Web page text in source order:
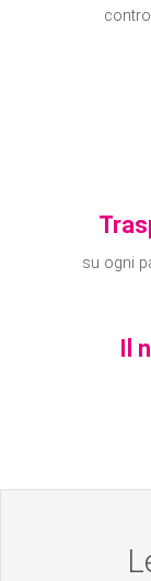
su ogni
Il